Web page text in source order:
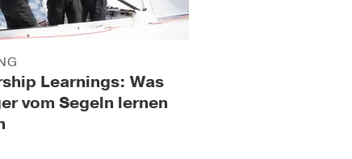
Learnings: Was
vom Segeln lernen